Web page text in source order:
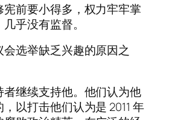
前要小得多，权力牢牢掌
乎没有监督。
选举缺乏兴趣的原因之
继续支持他。他们认为他
以打击他们认为是 2011 年